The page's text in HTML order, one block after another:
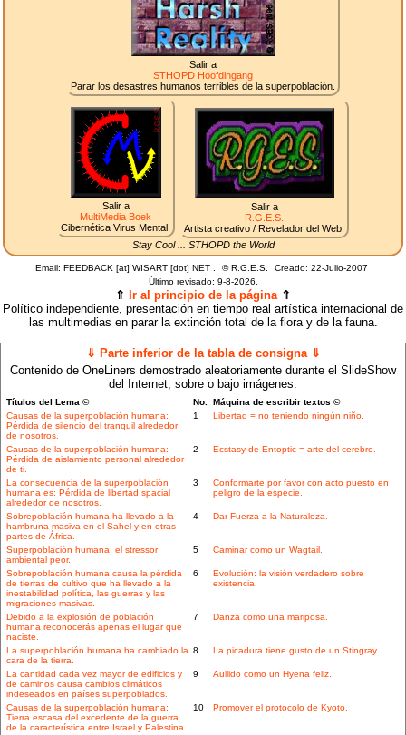
Salir a
STHOPD Hoofdingang
Parar los desastres humanos terribles de la superpoblación.
Salir a
MultiMedia Boek
Cibernética Virus Mental.
Salir a
R.G.E.S.
Artista creativo / Revelador del Web.
Stay Cool ... STHOPD the World
Email: FEEDBACK [at] WISART [dot] NET . ©R.G.E.S.
Creado: 22-Julio-2007
Último revisado: 9-8-2026.
⇑ Ir al principio de la página⇑
Político independiente, presentación en tiempo real artística internacional de
las multimedias en parar la extinción total de la flora y de la fauna.
⇓ Parte inferior de la tabla de consigna ⇓
Contenido de OneLiners demostrado aleatoriamente durante el SlideShow
del Internet, sobre o bajo imágenes:
Títulos del Lema © No. Máquina de escribir textos ©
Causas de la superpoblación humana:
Pérdida de silencio del tranquil alrededor
de nosotros.
1 Libertad = no teniendo ningún niño.
Causas de la superpoblación humana:
Pérdida de aislamiento personal alrededor
de ti.
2 Ecstasy de Entoptic = arte del cerebro.
La consecuencia de la superpoblación
humana es: Pérdida de libertad spacial
alrededor de nosotros.
3
Conformarte por favor con acto puesto en
peligro de la especie.
Sobrepoblación humana ha llevado a la
hambruna masiva en el Sahel y en otras
partes de África.
4 Dar Fuerza a la Naturaleza.
Superpoblación humana: el stressor
ambiental peor.
5 Caminar como un Wagtail.
Sobrepoblación humana causa la pérdida
de tierras de cultivo que ha llevado a la
inestabilidad política, las guerras y las
migraciones masivas.
6
Evolución: la visión verdadero sobre
existencia.
Debido a la explosión de población
humana reconocerás apenas el lugar que
naciste.
7 Danza como una mariposa.
La superpoblación humana ha cambiado la
cara de la tierra.
8 La picadura tiene gusto de un Stingray.
La cantidad cada vez mayor de edificios y
de caminos causa cambios climáticos
indeseados en países superpoblados.
9 Aullido como un Hyena feliz.
Causas de la superpoblación humana:
Tierra escasa del excedente de la guerra
de la característica entre Israel y Palestina.
10 Promover el protocolo de Kyoto.